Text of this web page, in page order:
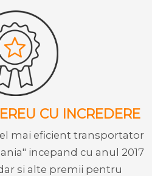
CU INCREDERE
mai eficient transportator
incepand cu anul 2017
si alte premii pentru